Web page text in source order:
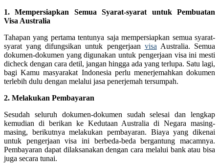
1. Mempersiapkan Semua Syarat-syarat untuk Pembuatan
Visa Australia
Tahapan yang pertama tentunya saja mempersiapkan semua syarat-
syarat yang difungsikan untuk pengerjaan visa Australia. Semua
dokumen-dokumen yang digunakan untuk pengerjaan visa ini mesti
dicheck dengan cara detil, jangan hingga ada yang terlupa. Satu lagi,
bagi Kamu masyarakat Indonesia perlu menerjemahkan dokumen
terlebih dulu dengan melalui jasa penerjemah tersumpah.
2. Melakukan Pembayaran
Sesudah seluruh dokumen-dokumen sudah selesai dan lengkap
kemudian di berikan ke Kedutaan Australia di Negara masing-
masing, berikutnya melakukan pembayaran. Biaya yang dikenai
untuk pengerjaan visa ini berbeda-beda bergantung macamnya.
Pembayaran dapat dilaksanakan dengan cara melalui bank atau bisa
juga secara tunai.